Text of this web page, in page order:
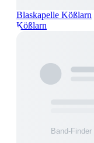
Blaskapelle Kößlarn
Kößlarn